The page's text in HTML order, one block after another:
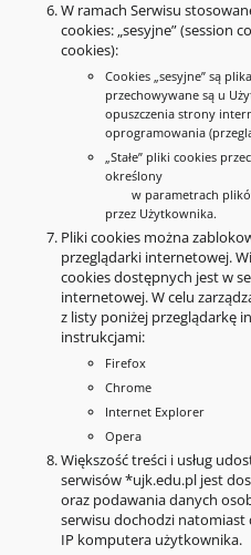
W ramach Serwisu
cookies: „sesyjne” (session
cookies):
Cookies „sesyjne” są
przechowywane są u
opuszczenia strony
oprogramowania
„Stałe” pliki cookies
określony
w parametrach
przez Użytkownika.
Pliki cookies można
przeglądarki internetowej.
cookies dostępnych jest w
internetowej. W celu
z listy poniżej przeglądarkę
instrukcjami:
Firefox
Chrome
Internet Explorer
Opera
Większość treści i usług
serwisów *ujk.edu.pl jest
oraz podawania danych
serwisu dochodzi natomiast
IP komputera użytkownika.